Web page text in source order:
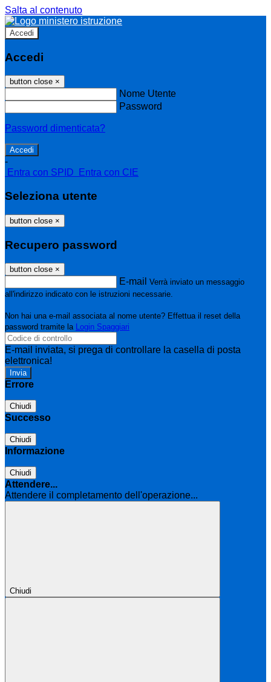
Salta al contenuto
Accedi
Accedi
button close ×
Nome Utente
Password
Password dimenticata?
-
Entra con SPID
Entra con CIE
Seleziona utente
button close ×
Recupero password
button close ×
E-mail Verrà inviato un messaggio
all'indirizzo indicato con le istruzioni necessarie.
Non hai una e-mail associata al nome utente? Effettua il reset della
password tramite la Login Spaggiari
E-mail inviata, si prega di controllare la casella di posta
elettronica!
Errore
Chiudi
Successo
Chiudi
Informazione
Chiudi
Attendere...
Attendere il completamento dell'operazione...
Chiudi